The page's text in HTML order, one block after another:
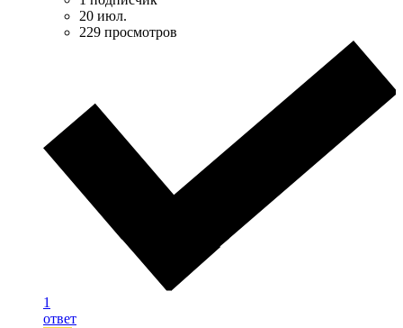
20 июл.
229 просмотров
1
ответ